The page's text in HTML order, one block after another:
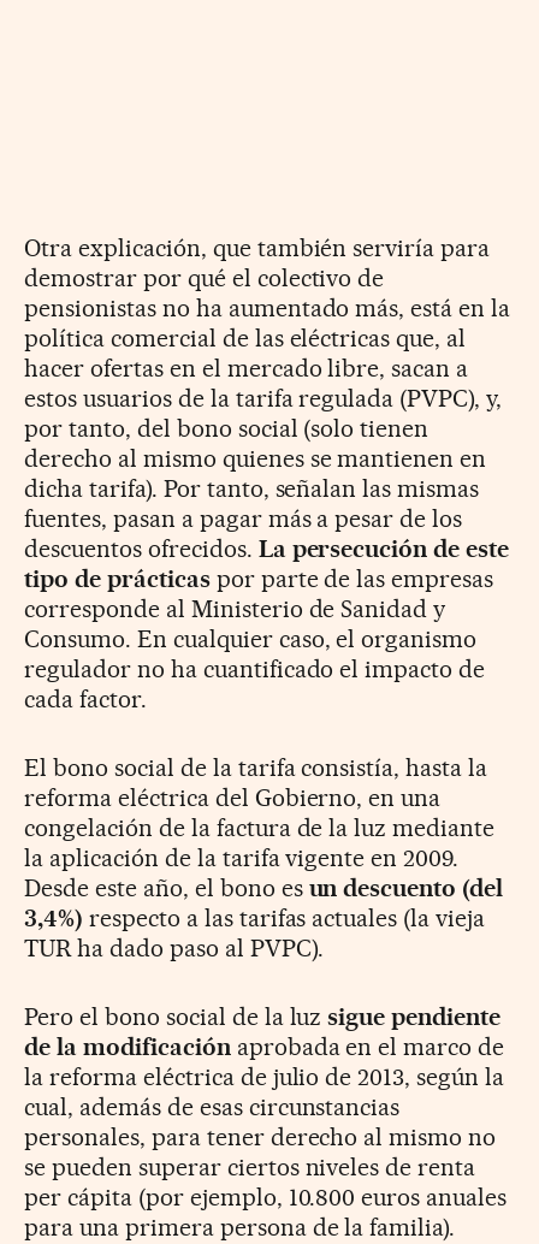
Otra explicación, que también serviría para
demostrar por qué el colectivo de
pensionistas no ha aumentado más, está en la
política comercial de las eléctricas que, al
hacer ofertas en el mercado libre, sacan a
estos usuarios de la tarifa regulada (PVPC), y,
por tanto, del bono social (solo tienen
derecho al mismo quienes se mantienen en
dicha tarifa). Por tanto, señalan las mismas
fuentes, pasan a pagar más a pesar de los
descuentos ofrecidos. La persecución de este
tipo de prácticaspor parte de las empresas
corresponde al Ministerio de Sanidad y
Consumo. En cualquier caso, el organismo
regulador no ha cuantificado el impacto de
cada factor.
El bono social de la tarifa consistía, hasta la
reforma eléctrica del Gobierno, en una
congelación de la factura de la luz mediante
la aplicación de la tarifa vigente en 2009.
Desde este año, el bono es un descuento (del
3,4%) respecto a las tarifas actuales (la vieja
TUR ha dado paso al PVPC).
Pero el bono social de la luzsigue pendiente
de la modificaciónaprobada en el marco de
la reforma eléctrica de julio de 2013, según la
cual, además de esas circunstancias
personales, para tener derecho al mismo no
se pueden superar ciertos niveles de renta
per cápita (por ejemplo, 10.800 euros anuales
para una primera persona de la familia).